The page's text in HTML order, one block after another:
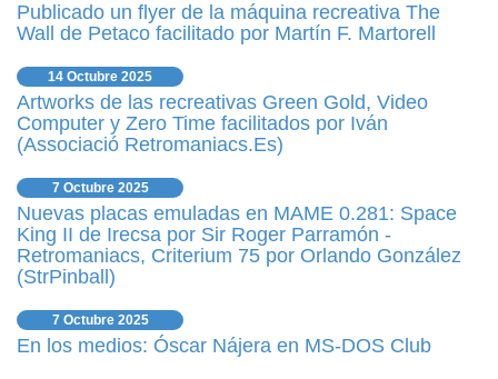
Publicado un flyer de la máquina recreativa The
Wall de Petaco facilitado por Martín F. Martorell
14 Octubre 2025
Artworks de las recreativas Green Gold, Video
Computer y Zero Time facilitados por Iván
(Associació Retromaniacs.Es)
7 Octubre 2025
Nuevas placas emuladas en MAME 0.281: Space
King II de Irecsa por Sir Roger Parramón -
Retromaniacs, Criterium 75 por Orlando González
(StrPinball)
7 Octubre 2025
En los medios: Óscar Nájera en MS-DOS Club